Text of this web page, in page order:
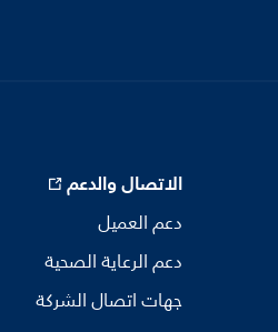
الاتصال والدعم
دعم العميل
دعم الرعاية الصحية
جهات اتصال الشركة